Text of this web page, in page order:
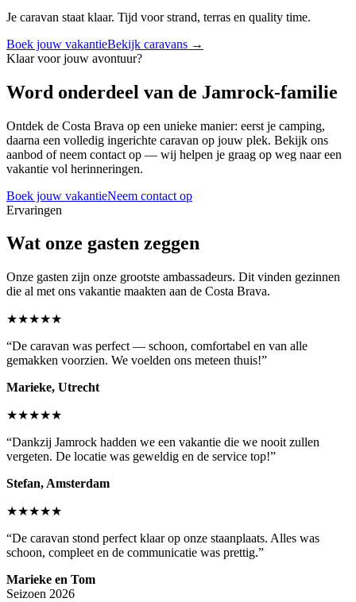
Je caravan staat klaar. Tijd voor strand, terras en quality time.
Boek jouw vakantieBekijk caravans →
Klaar voor jouw avontuur?
Word onderdeel van de Jamrock-familie
Ontdek de Costa Brava op een unieke manier: eerst je camping,
daarna een volledig ingerichte caravan op jouw plek. Bekijk ons
aanbod of neem contact op — wij helpen je graag op weg naar een
vakantie vol herinneringen.
Boek jouw vakantieNeem contact op
Ervaringen
Wat onze gasten zeggen
Onze gasten zijn onze grootste ambassadeurs. Dit vinden gezinnen
die al met ons vakantie maakten aan de Costa Brava.
★★★★★
“De caravan was perfect — schoon, comfortabel en van alle
gemakken voorzien. We voelden ons meteen thuis!”
Marieke, Utrecht
★★★★★
“Dankzij Jamrock hadden we een vakantie die we nooit zullen
vergeten. De locatie was geweldig en de service top!”
Stefan, Amsterdam
★★★★★
“De caravan stond perfect klaar op onze staanplaats. Alles was
schoon, compleet en de communicatie was prettig.”
Marieke en Tom
Seizoen 2026